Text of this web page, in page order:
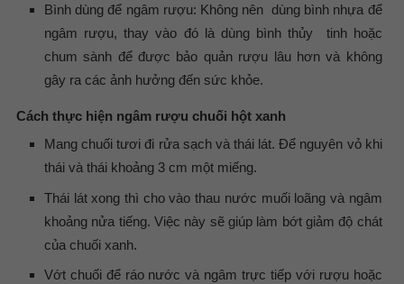
Bình dùng để ngâm rượu: Không nên dùng bình nhựa để
ngâm rượu, thay vào đó là dùng bình thủy tinh hoặc
chum sành để được bảo quản rượu lâu hơn và không
gây ra các ảnh hưởng đến sức khỏe.
Cách thực hiện ngâm rượu chuối hột xanh
Mang chuối tươi đi rửa sạch và thái lát. Để nguyên vỏ khi
thái và thái khoảng 3 cm một miếng.
Thái lát xong thì cho vào thau nước muối loãng và ngâm
khoảng nửa tiếng. Việc này sẽ giúp làm bớt giảm độ chát
của chuối xanh.
Vớt chuối để ráo nước và ngâm trực tiếp với rượu hoặc